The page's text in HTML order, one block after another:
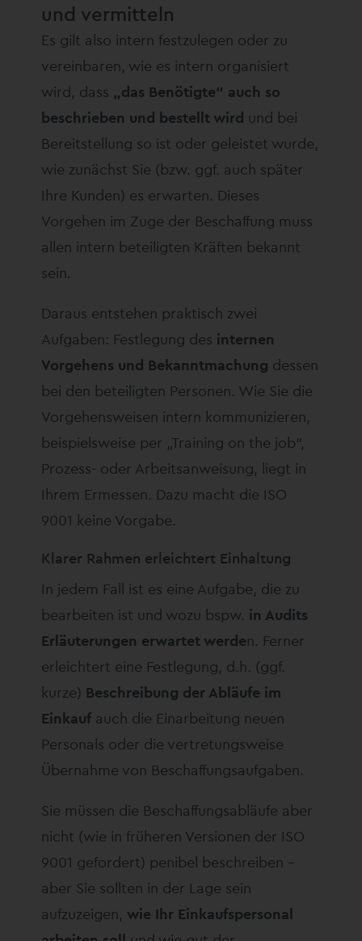
und vermitteln
Es gilt also intern festzulegen oder zu
vereinbaren, wie es intern organisiert
wird, dass „das Benötigte“ auch so
beschrieben und bestellt wird und bei
Bereitstellung so ist oder geleistet wurde,
wie zunächst Sie (bzw. ggf. auch später
Ihre Kunden) es erwarten. Dieses
Vorgehen im Zuge der Beschaffung muss
allen intern beteiligten Kräften bekannt
sein.
Daraus entstehen praktisch zwei
Aufgaben: Festlegung des internen
Vorgehens und Bekanntmachung dessen
bei den beteiligten Personen. Wie Sie die
Vorgehensweisen intern kommunizieren,
beispielsweise per „Training on the job“,
Prozess- oder Arbeitsanweisung, liegt in
Ihrem Ermessen. Dazu macht die ISO
9001 keine Vorgabe.
Klarer Rahmen erleichtert Einhaltung
In jedem Fall ist es eine Aufgabe, die zu
bearbeiten ist und wozu bspw. in Audits
Erläuterungen erwartet werden. Ferner
erleichtert eine Festlegung, d.h. (ggf.
kurze) Beschreibung der Abläufe im
Einkauf auch die Einarbeitung neuen
Personals oder die vertretungsweise
Übernahme von Beschaffungsaufgaben.
Sie müssen die Beschaffungsabläufe aber
nicht (wie in früheren Versionen der ISO
9001 gefordert) penibel beschreiben –
aber Sie sollten in der Lage sein
aufzuzeigen, wie Ihr Einkaufspersonal